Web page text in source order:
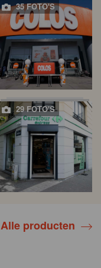
35 FOTO'S
29 FOTO'S
Alle producten